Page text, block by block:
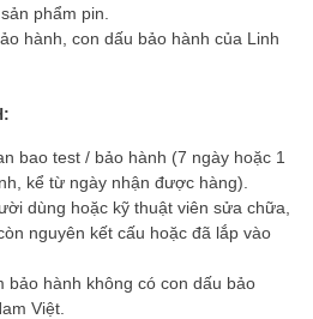
phẩm pin.
hành, con dấu bảo hành của Linh
bao test / bảo hành (7 ngày hoặc 1
kể từ ngày nhận được hàng).
dùng hoặc kỹ thuật viên sửa chữa,
nguyên kết cấu hoặc đã lắp vào
bảo hành không có con dấu bảo
Việt.